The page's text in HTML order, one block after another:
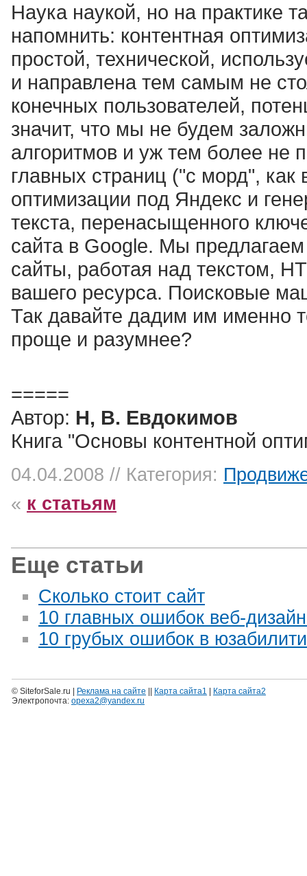
Наука наукой, но на практике
напомнить: контентная
простой, технической,
и направлена тем самым не
конечных пользователей,
значит, что мы не будем
алгоритмов и уж тем более не
главных страниц ("с морд",
оптимизации под Яндекс и
текста, перенасыщенного
сайта в Google. Мы
сайты, работая над текстом,
вашего ресурса. Поисковые
Так давайте дадим им именно
проще и разумнее?
=====
Автор: Н, В. Евдокимов
Книга "Основы контентной
04.04.2008 // Категория:
« к статьям
Еще статьи
Сколько стоит сайт
10 главных ошибок веб-
10 грубых ошибок в
© SiteforSale.ru | Реклама на сайте Карта сайта1
Карта сайта2
Электропочта: opexa2@yandex.ru